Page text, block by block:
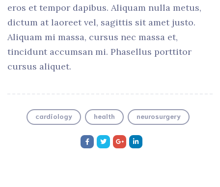
eros et tempor dapibus. Aliquam nulla metus,
dictum at laoreet vel, sagittis sit amet justo.
Aliquam mi massa, cursus nec massa et,
tincidunt accumsan mi. Phasellus porttitor
cursus aliquet.
cardiology health neurosurgery